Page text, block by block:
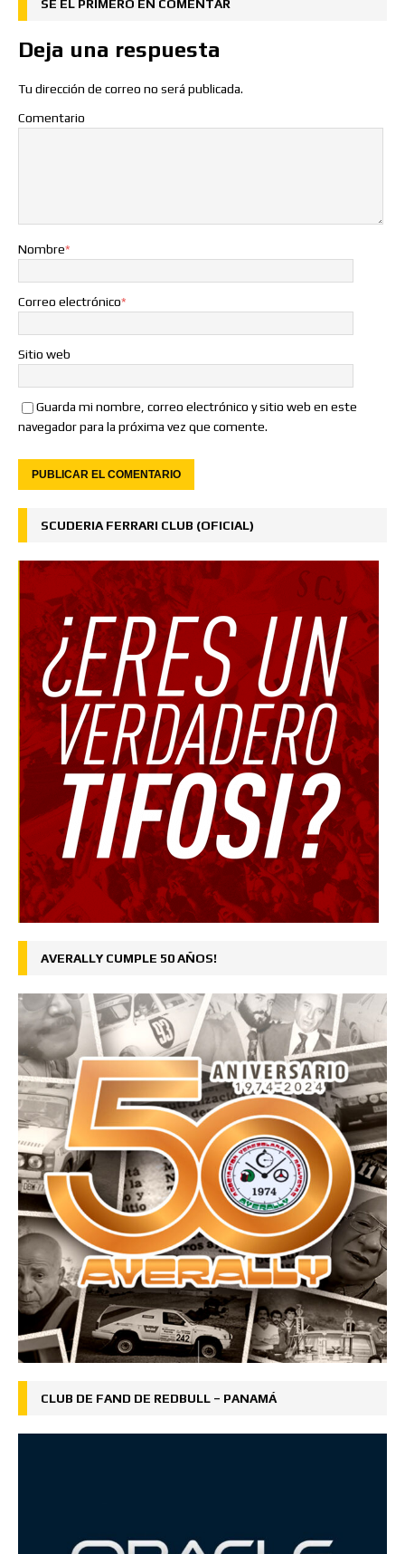
SÉ EL PRIMERO EN COMENTAR
Deja una respuesta
Tu dirección de correo no será publicada.
Comentario
Nombre*
Correo electrónico*
Sitio web
Guarda mi nombre, correo electrónico y sitio web en este
navegador para la próxima vez que comente.
SCUDERIA FERRARI CLUB (OFICIAL)
AVERALLY CUMPLE 50 AÑOS!
CLUB DE FAND DE REDBULL – PANAMÁ